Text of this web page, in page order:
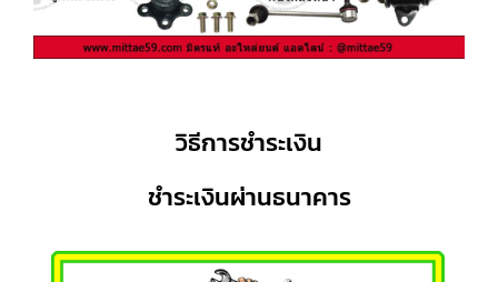
วิธีการชำระเงิน
ชำระเงินผ่านธนาคาร